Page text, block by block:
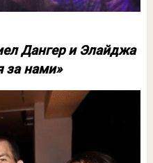
Дангер и Элайджа
за нами»